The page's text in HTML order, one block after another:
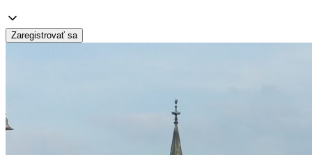
Zaregistrovať sa